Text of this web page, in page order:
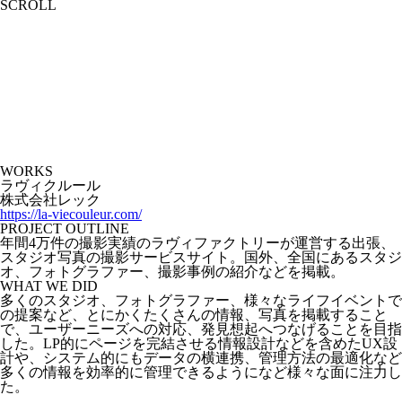
SCROLL
WORKS
ラヴィクルール
株式会社レック
https://la-viecouleur.com/
PROJECT OUTLINE
年間4万件の撮影実績のラヴィファクトリーが運営する出張、
スタジオ写真の撮影サービスサイト。国外、全国にあるスタジ
オ、フォトグラファー、撮影事例の紹介などを掲載。
WHAT WE DID
多くのスタジオ、フォトグラファー、様々なライフイベントで
の提案など、とにかくたくさんの情報、写真を掲載すること
で、ユーザーニーズへの対応、発見想起へつなげることを目指
した。LP的にページを完結させる情報設計などを含めたUX設
計や、システム的にもデータの横連携、管理方法の最適化など
多くの情報を効率的に管理できるようになど様々な面に注力し
た。